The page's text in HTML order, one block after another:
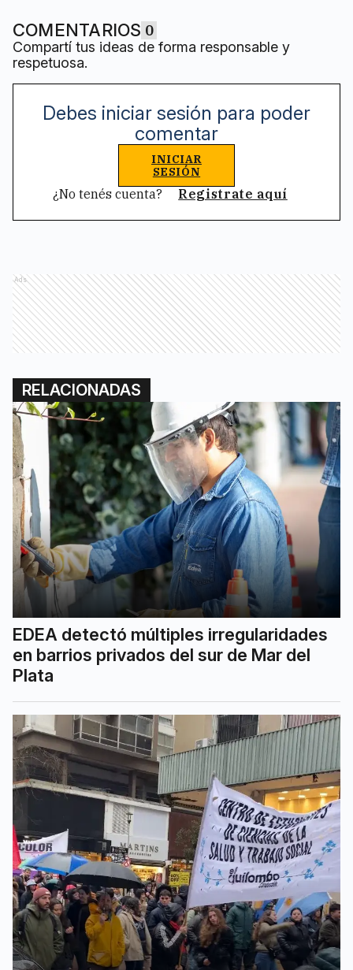
COMENTARIOS 0
Compartí tus ideas de forma responsable y
respetuosa.
Debes iniciar sesión para poder
comentar
INICIAR
SESIÓN
¿No tenés cuenta? Registrate aquí
Ads
RELACIONADAS
EDEA detectó múltiples irregularidades
en barrios privados del sur de Mar del
Plata